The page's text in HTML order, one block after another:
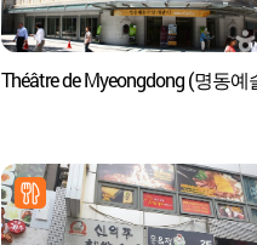
Théâtre de Myeongdong (명동예